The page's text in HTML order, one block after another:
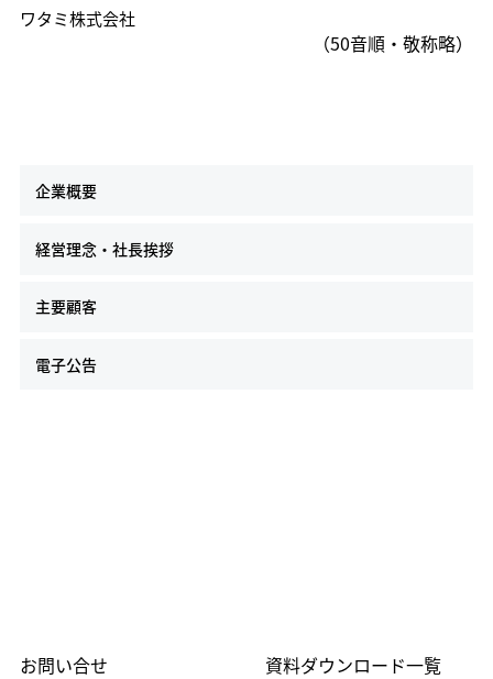
企業概要
経営理念・社長挨拶
主要顧客
電子公告
ワタミ株式会社
（50音順・敬称略）
資料ダウンロード一覧
お問い合せ